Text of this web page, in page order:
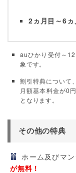
2ヵ月目～6ヵ
auひかり受付～
象です。
割引特典について
月額基本料金が0
となります。
その他の特典
ホーム及びマ
が無料！